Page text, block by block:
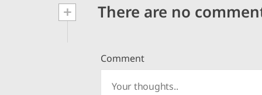
+ There are no
Comment